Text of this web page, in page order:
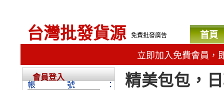
台灣批發貨源 免費批發廣告 首頁
立即加入免費會員，
精美包包，
會員登入
帳號：